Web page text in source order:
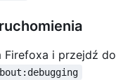
Firefoxa i przejdź do